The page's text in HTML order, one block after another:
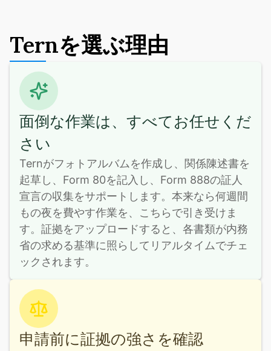
Ternを選ぶ理由
面倒な作業は、すべてお任せくだ
さい
Ternがフォトアルバムを作成し、関係陳述書を
起草し、Form 80を記入し、Form 888の証人
宣言の収集をサポートします。本来なら何週間
もの夜を費やす作業を、こちらで引き受けま
す。証拠をアップロードすると、各書類が内務
省の求める基準に照らしてリアルタイムでチェ
ックされます。
申請前に証拠の強さを確認